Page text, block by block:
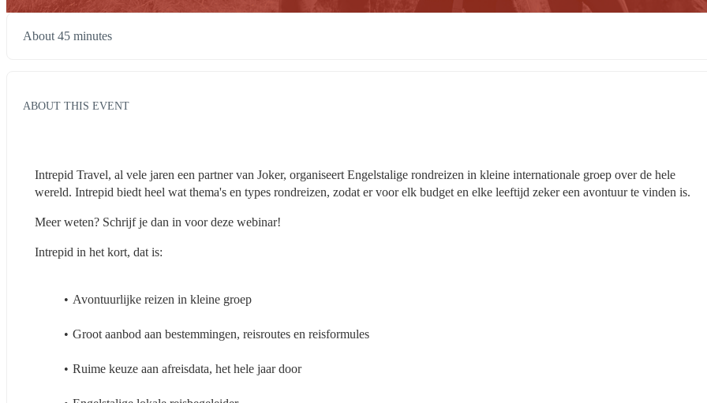
About 45 minutes
ABOUT THIS EVENT
Intrepid Travel, al vele jaren een partner van Joker, organiseert Engelstalige rondreizen in kleine internationale groep over de hele
wereld. Intrepid biedt heel wat thema's en types rondreizen, zodat er voor elk budget en elke leeftijd zeker een avontuur te vinden is.
Meer weten? Schrijf je dan in voor deze webinar!
Intrepid in het kort, dat is:
Avontuurlijke reizen in kleine groep
Groot aanbod aan bestemmingen, reisroutes en reisformules
Ruime keuze aan afreisdata, het hele jaar door